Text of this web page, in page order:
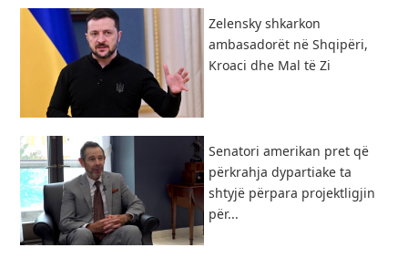
Zelensky shkarkon
ambasadorët në Shqipëri,
Kroaci dhe Mal të Zi
Senatori amerikan pret që
përkrahja dypartiake ta
shtyjë përpara projektligjin
për...